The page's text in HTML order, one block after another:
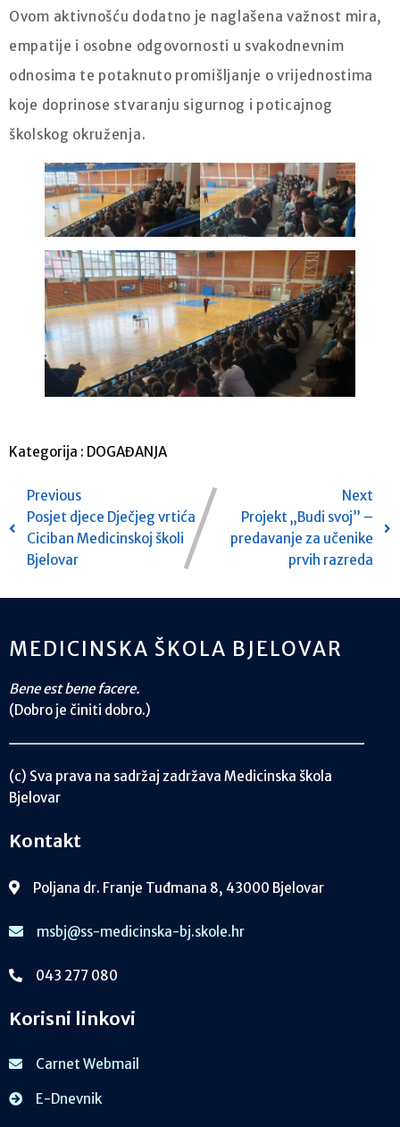
Ovom aktivnošću dodatno je naglašena važnost mira,
empatije i osobne odgovornosti u svakodnevnim
odnosima te potaknuto promišljanje o vrijednostima
koje doprinose stvaranju sigurnog i poticajnog
školskog okruženja.
Kategorija : DOGAĐANJA
Previous
Posjet djece Dječjeg vrtića
Ciciban Medicinskoj školi
Bjelovar
Next
Projekt „Budi svoj” –
predavanje za učenike
prvih razreda
MEDICINSKA ŠKOLA BJELOVAR
Bene est bene facere.
(Dobro je činiti dobro.)
(c) Sva prava na sadržaj zadržava Medicinska škola
Bjelovar
Kontakt
Poljana dr. Franje Tuđmana 8, 43000 Bjelovar
msbj@ss-medicinska-bj.skole.hr
043 277 080
Korisni linkovi
Carnet Webmail
E-Dnevnik